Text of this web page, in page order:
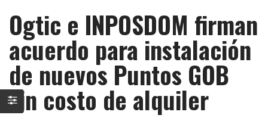
Ogtic e INPOSDOM firman
acuerdo para instalación
de nuevos Puntos GOB
sin costo de alquiler